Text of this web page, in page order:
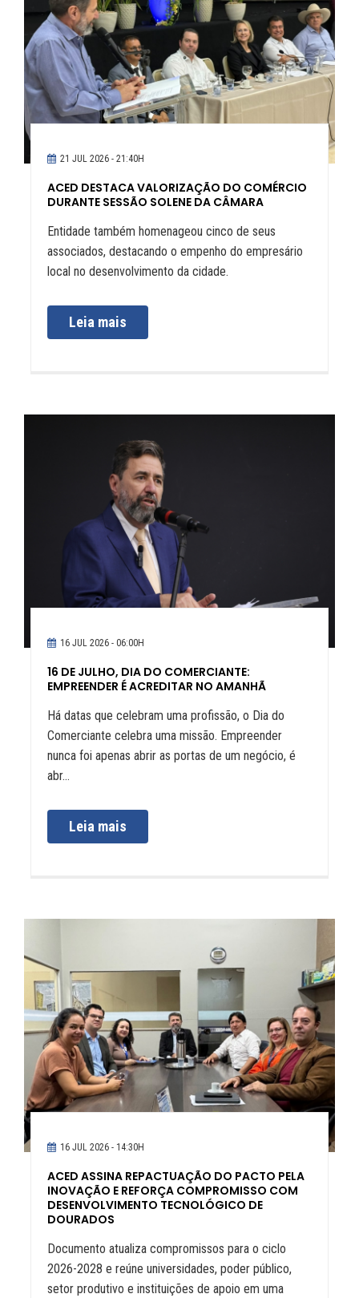
21 JUL 2026 - 21:40H
ACED DESTACA VALORIZAÇÃO DO COMÉRCIO
DURANTE SESSÃO SOLENE DA CÂMARA
Entidade também homenageou cinco de seus
associados, destacando o empenho do empresário
local no desenvolvimento da cidade.
Leia mais
16 JUL 2026 - 06:00H
16 DE JULHO, DIA DO COMERCIANTE:
EMPREENDER É ACREDITAR NO AMANHÃ
Há datas que celebram uma profissão, o Dia do
Comerciante celebra uma missão. Empreender
nunca foi apenas abrir as portas de um negócio, é
abr...
Leia mais
16 JUL 2026 - 14:30H
ACED ASSINA REPACTUAÇÃO DO PACTO PELA
INOVAÇÃO E REFORÇA COMPROMISSO COM
DESENVOLVIMENTO TECNOLÓGICO DE
DOURADOS
Documento atualiza compromissos para o ciclo
2026-2028 e reúne universidades, poder público,
setor produtivo e instituições de apoio em uma